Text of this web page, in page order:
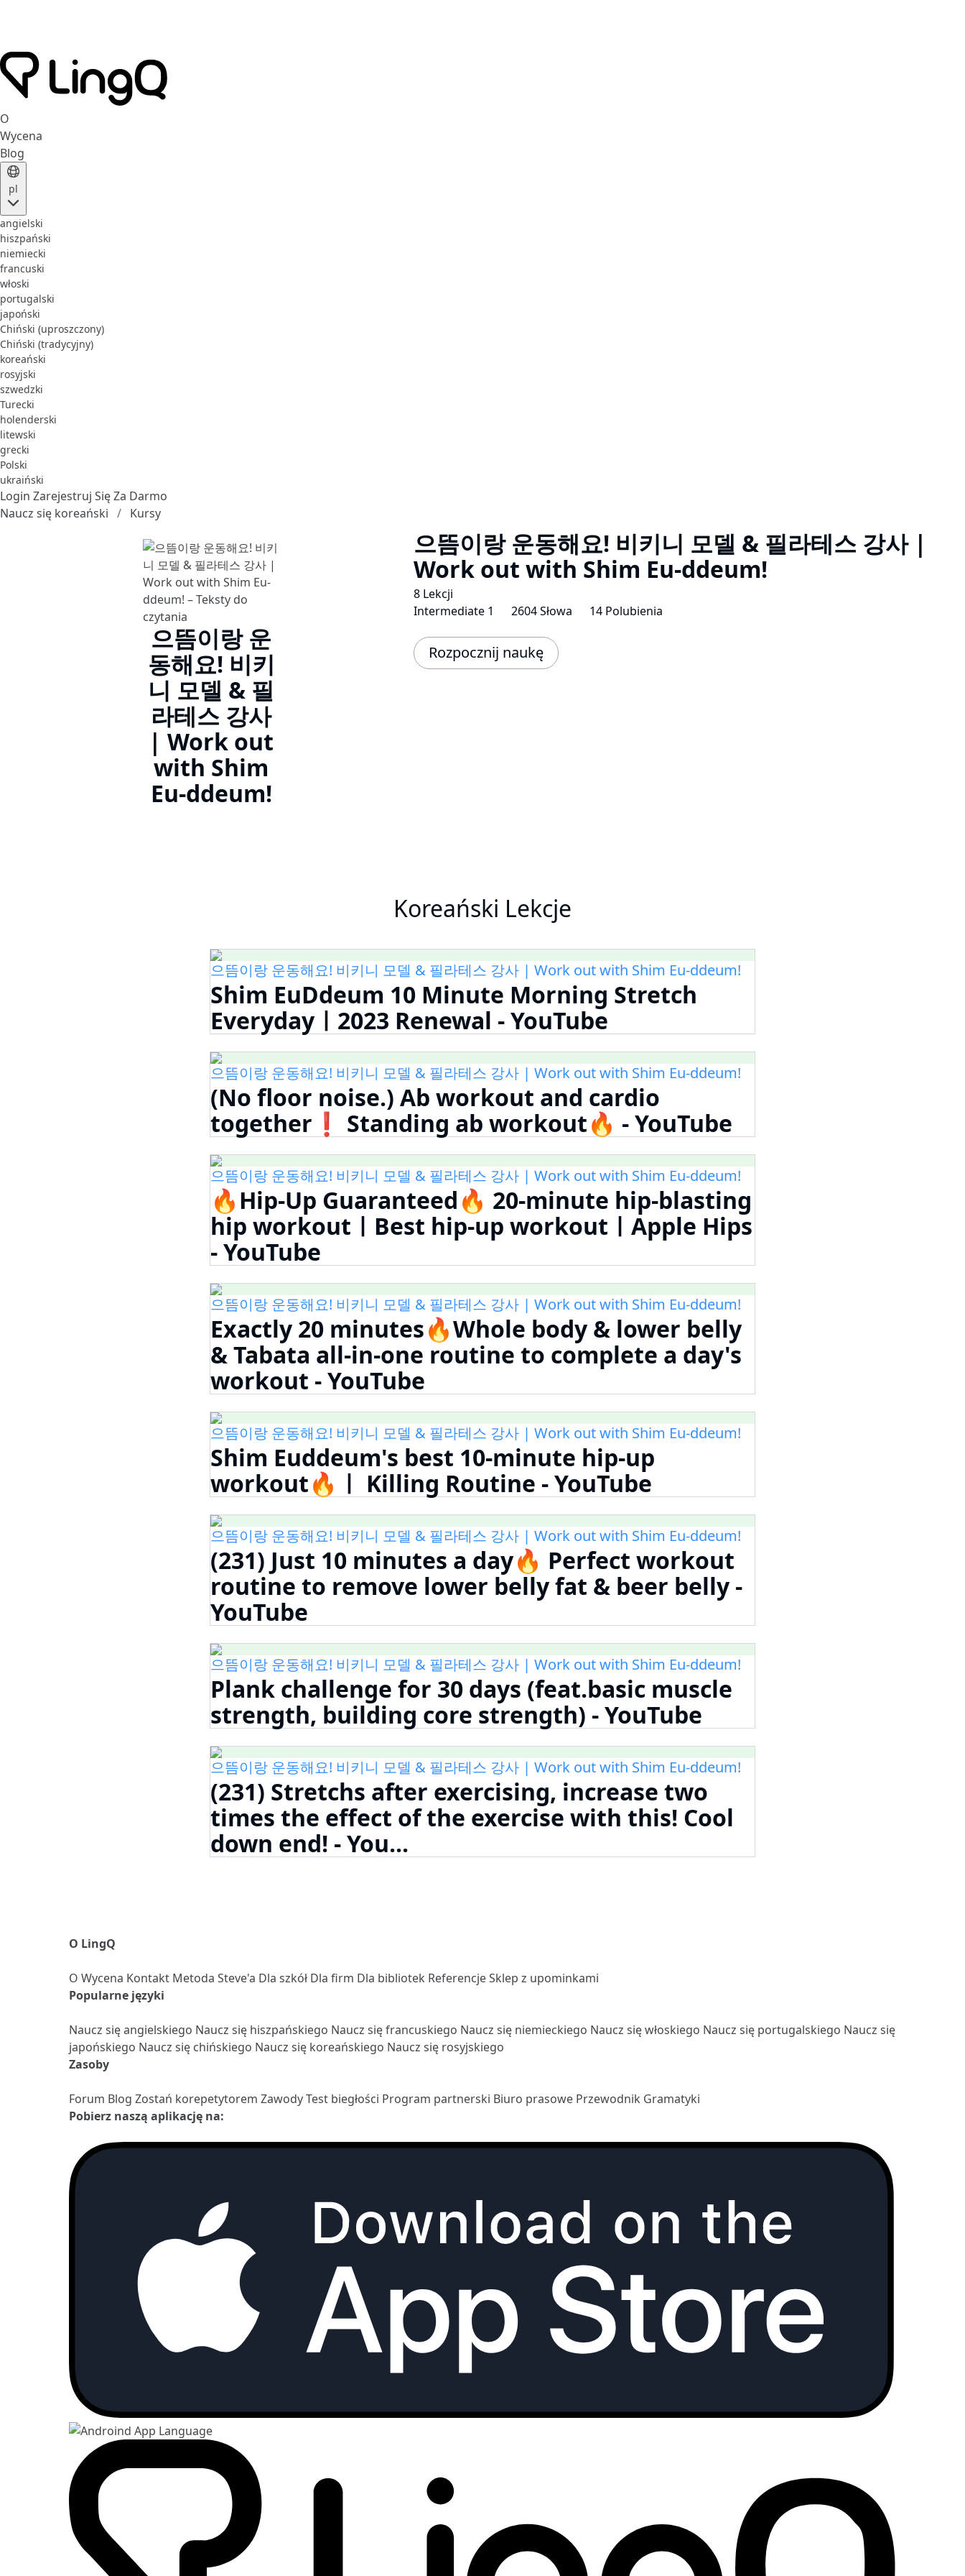
O
Wycena
Blog
pl
angielski
hiszpański
niemiecki
francuski
włoski
portugalski
japoński
Chiński (uproszczony)
Chiński (tradycyjny)
koreański
rosyjski
szwedzki
Turecki
holenderski
litewski
grecki
Polski
ukraiński
Login Zarejestruj Się Za Darmo
Naucz się koreański
Kursy
으뜸이랑 운
동해요! 비키
니 모델 & 필
라테스 강사
| Work out
with Shim
Eu-ddeum!
으뜸이랑 운동해요! 비키니 모델 & 필라테스 강사 |
Work out with Shim Eu-ddeum!
8 Lekcji
Intermediate 1
2604 Słowa 14 Polubienia
Rozpocznij naukę
Koreański Lekcje
으뜸이랑 운동해요! 비키니 모델 & 필라테스 강사 | Work out with Shim Eu-ddeum!
Shim EuDdeum 10 Minute Morning Stretch
Everydayㅣ2023 Renewal - YouTube
으뜸이랑 운동해요! 비키니 모델 & 필라테스 강사 | Work out with Shim Eu-ddeum!
(No floor noise.) Ab workout and cardio
together❗️ Standing ab workout🔥 - YouTube
으뜸이랑 운동해요! 비키니 모델 & 필라테스 강사 | Work out with Shim Eu-ddeum!
🔥Hip-Up Guaranteed🔥 20-minute hip-blasting
hip workoutㅣBest hip-up workoutㅣApple Hips
- YouTube
으뜸이랑 운동해요! 비키니 모델 & 필라테스 강사 | Work out with Shim Eu-ddeum!
Exactly 20 minutes🔥Whole body & lower belly
& Tabata all-in-one routine to complete a day's
workout - YouTube
으뜸이랑 운동해요! 비키니 모델 & 필라테스 강사 | Work out with Shim Eu-ddeum!
Shim Euddeum's best 10-minute hip-up
workout🔥ㅣ Killing Routine - YouTube
으뜸이랑 운동해요! 비키니 모델 & 필라테스 강사 | Work out with Shim Eu-ddeum!
(231) Just 10 minutes a day🔥 Perfect workout
routine to remove lower belly fat & beer belly -
YouTube
으뜸이랑 운동해요! 비키니 모델 & 필라테스 강사 | Work out with Shim Eu-ddeum!
Plank challenge for 30 days (feat.basic muscle
strength, building core strength) - YouTube
으뜸이랑 운동해요! 비키니 모델 & 필라테스 강사 | Work out with Shim Eu-ddeum!
(231) Stretchs after exercising, increase two
times the effect of the exercise with this! Cool
down end! - You...
O LingQ
O Wycena Kontakt Metoda Steve'a Dla szkół Dla firm Dla bibliotek ReferencjeSklep z upominkami
Popularne języki
Naucz się angielskiego Naucz się hiszpańskiego Naucz się francuskiego Naucz się niemieckiego Naucz się włoskiego Naucz się portugalskiego Naucz się
japońskiego Naucz się chińskiego Naucz się koreańskiego Naucz się rosyjskiego
Zasoby
Forum Blog Zostań korepetytorem ZawodyTest biegłości Program partnerski Biuro prasowe Przewodnik Gramatyki
Pobierz naszą aplikację na: